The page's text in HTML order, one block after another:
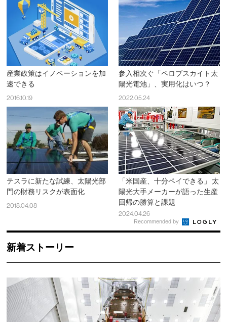
産業政策はイノベーションを加
速できる
2016.10.19
参入相次ぐ「ペロブスカイト太
陽光電池」、実用化はいつ？
2022.05.24
テスラに新たな試練、太陽光部
門の財務リスクが表面化
2018.04.08
「米国産、十分ペイできる」 太
陽光大手メーカーが語った生産
回帰の勝算と課題
2024.04.26
Recommended by
新着ストーリー